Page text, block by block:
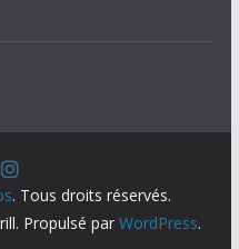
. Tous droits réservés.
Propulsé par WordPress.